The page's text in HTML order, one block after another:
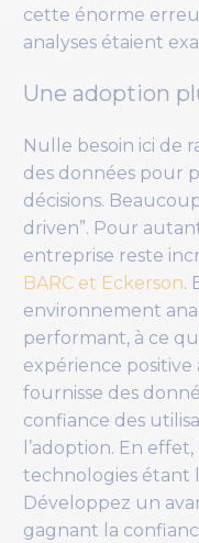
cette énorme
analyses étaient
Une adoption
Nulle besoin ici de
des données pour
décisions.
driven”. Pour
entreprise reste
BARC et Eckerson.
environnement
performant, à ce
expérience positive
fournisse des
confiance des
l’adoption. En
technologies étant
Développez un
gagnant la